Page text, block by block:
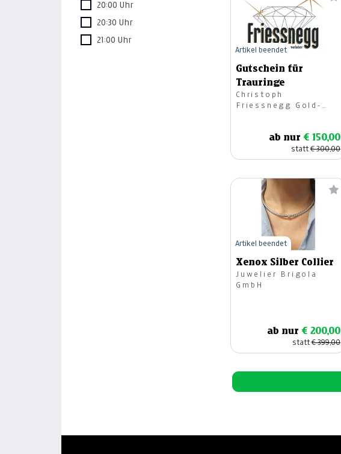
20:00 Uhr
20:30 Uhr
21:00 Uhr
Gutschein für
Trauringe
Christoph
Friessnegg Gold-
ab nur € 150,00
statt€ 300,00
Artikel beendet
Xenox Silber Collier
Juwelier Brigola
GmbH
ab nur € 200,00
statt€ 399,00
Artikel beendet